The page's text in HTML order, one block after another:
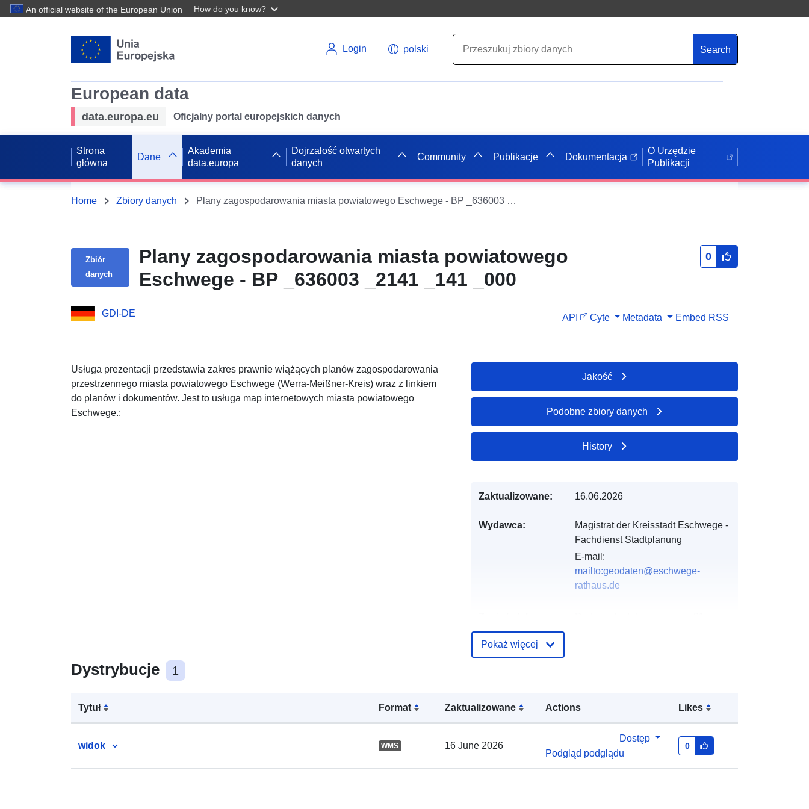
An official website of the European Union How do you know?
Login polski Search
European data
data.europa.eu Oficjalny portal europejskich danych
Strona
główna
Dane
Akademia
data.europa
Dojrzałość otwartych
danych
Community Publikacje Dokumentacja
O Urzędzie
Publikacji
Home Zbiory danych Plany zagospodarowania miasta powiatowego Eschwege - BP _636003 _2141 _141 _000
Zbiór
danych
Plany zagospodarowania miasta powiatowego
Eschwege - BP _636003 _2141 _141 _000
0
GDI-DE API Cyte Metadata Embed RSS
Usługa prezentacji przedstawia zakres prawnie wiążących planów zagospodarowania
przestrzennego miasta powiatowego Eschwege (Werra-Meißner-Kreis) wraz z linkiem
do planów i dokumentów. Jest to usługa map internetowych miasta powiatowego
Eschwege.:
Dystrybucje 1
Tytuł Format Zaktualizowane Actions Likes
widok WMS 16 June 2026
Dostęp
Podgląd podglądu
0
Jakość
Podobne zbiory danych
History
Zaktualizowane: 16.06.2026
Wydawca:
Magistrat der Kreisstadt Eschwege -
Fachdienst Stadtplanung
E-mail:
mailto:geodaten@eschwege-
rathaus.de
[ 10.0555, 51.1775 ], [ 10.0555,
51.1768 ], [ 10.0534, 51.1768 ], [
10.0534, 51.1775 ] ]
Typ: Polygon
Pokaż więcej